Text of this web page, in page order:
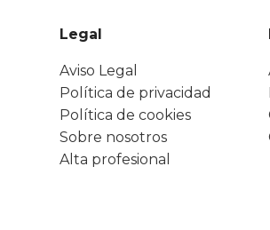
Legal
Aviso Legal
Política de privacidad
Política de cookies
Sobre nosotros
Alta profesional